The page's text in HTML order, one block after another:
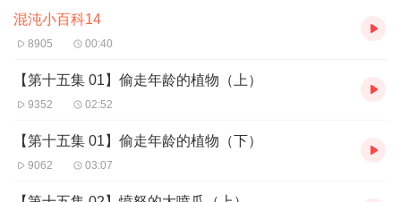
混沌小百科14
8905 00:40
【第十五集 01】偷走年龄的植物（上）
9352 02:52
【第十五集 01】偷走年龄的植物（下）
9062 03:07